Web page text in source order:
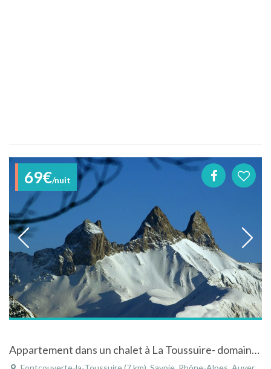
69€/nuit
Appartement dans un chalet à La Toussuire- domaine des Sybelles